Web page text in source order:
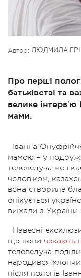
Автор: ЛЮДМИЛА
Про перші
батьківстві та
велике інтервʼю
мами.
Іванна
мамою – у
телеведуча
чоловіком,
вона створила
опікується
виїхали з України
Навесні
що вони чекають
телеведуча
народився
після пологів